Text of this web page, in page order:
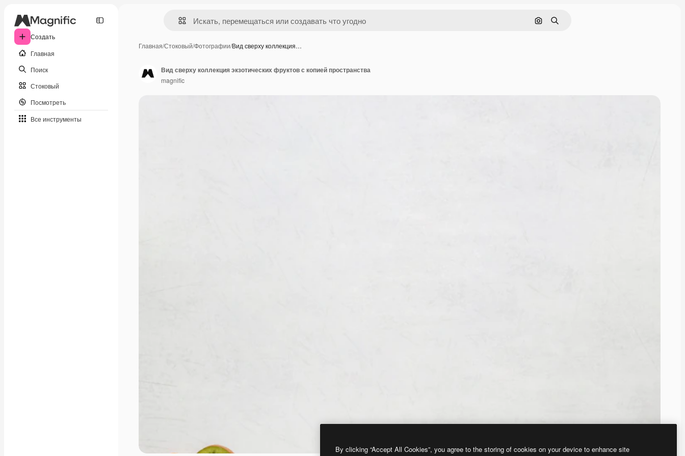
Создать
Главная
Поиск
Стоковый
Посмотреть
Все инструменты
Поиск по изображению
Поиск
Главная/Стоковый/Фотографии/Вид сверху коллекция…
Вид сверху коллекция экзотических фруктов с копией пространства
magnific
By clicking “Accept All Cookies”, you agree to the storing of cookies on your device to enhance site